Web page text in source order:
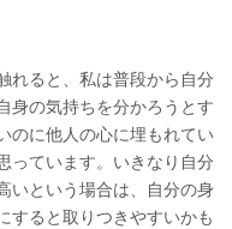
れると、私は普段から自分
身の気持ちを分かろうとす
のに他人の心に埋もれてい
っています。いきなり自分
いという場合は、自分の身
すると取りつきやすいかも